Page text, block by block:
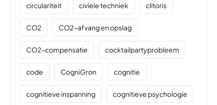
circulariteit civiele techniek clitoris
CO2 CO2-afvang en opslag
CO2-compensatie cocktailpartyprobleem
code CogniGron cognitie
cognitieve inspanning cognitieve psychologie